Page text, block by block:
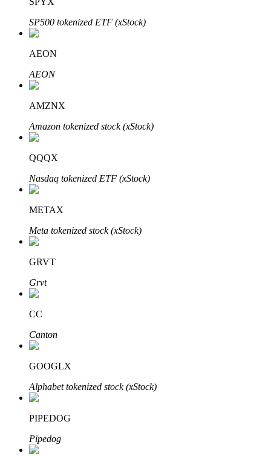
الاستثمار التلقائي
احصل على أرباح طويلة الأجل وفوائد مرنة
تعلم الستاكينغ
SP500 tokenized ETF (xStock)
AEON
AEON
AMZNX
Amazon tokenized stock (xStock)
QQQX
Nasdaq tokenized ETF (xStock)
METAX
Meta tokenized stock (xStock)
GRVT
Grvt
CC
Canton
GOOGLX
Alphabet tokenized stock (xStock)
PIPEDOG
Pipedog